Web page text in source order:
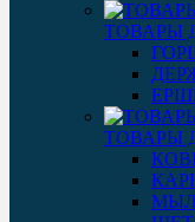
ТОВАРЫ
ТОВАРЫ